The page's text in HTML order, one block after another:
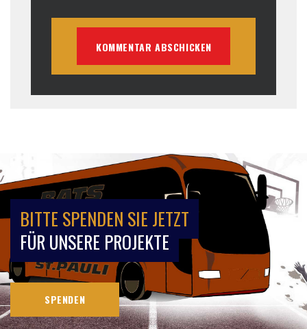
BITTE SPENDEN SIE JETZT
FÜR UNSERE PROJEKTE
SPENDEN